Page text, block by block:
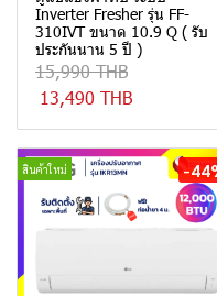
Inverter Fresher รุ่น FF-
310IVT ขนาด 10.9 Q ( รับ
ประกันนาน 5 ปี )
15,990 THB
13,490 THB
สินค้าใหม่ -